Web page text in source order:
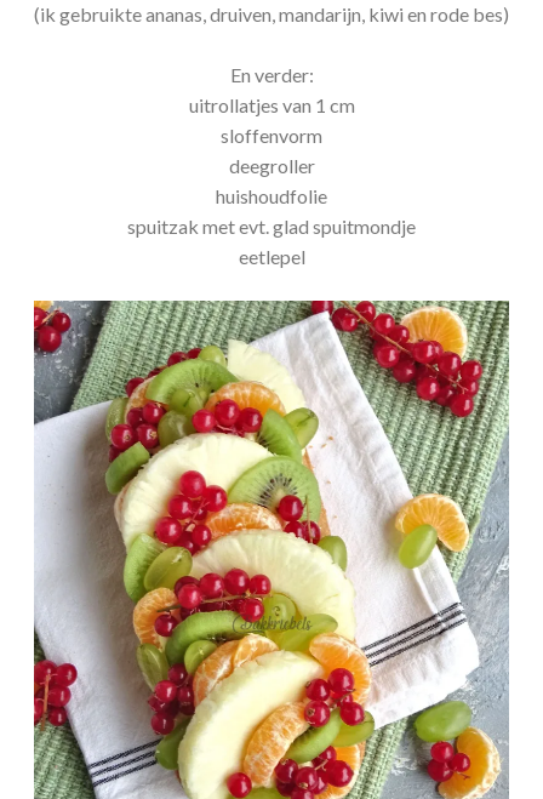
(ik gebruikte ananas, druiven, mandarijn, kiwi en rode bes)
En verder:
uitrollatjes van 1 cm
sloffenvorm
deegroller
huishoudfolie
spuitzak met evt. glad spuitmondje
eetlepel